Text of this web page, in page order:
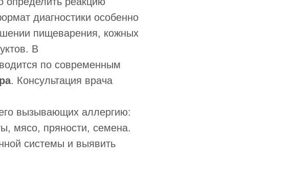
диагностики особенно
пищеварения, кожных
В
по современным
. Консультация врача
вызывающих аллергию:
мясо, пряности, семена.
системы и выявить